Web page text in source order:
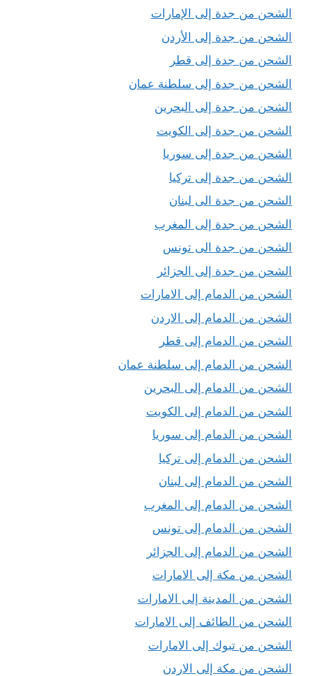
الشحن من جدة إلى الإمارات
الشحن من جدة إلى الأردن
الشحن من جدة إلى قطر
الشحن من جدة إلى سلطنة عمان
الشحن من جدة إلى البحرين
الشحن من جدة إلى الكويت
الشحن من جدة إلى سوريا
الشحن من جدة إلى تركيا
الشحن من جدة الى لبنان
الشحن من جدة إلى المغرب
الشحن من جدة الى تونس
الشحن من جدة إلى الجزائر
الشحن من الدمام إلى الامارات
الشحن من الدمام إلى الاردن
الشحن من الدمام إلى قطر
الشحن من الدمام إلى سلطنة عمان
الشحن من الدمام إلى البحرين
الشحن من الدمام إلى الكويت
الشحن من الدمام إلى سوريا
الشحن من الدمام إلى تركيا
الشحن من الدمام إلى لبنان
الشحن من الدمام إلى المغرب
الشحن من الدمام إلى تونس
الشحن من الدمام إلى الجزائر
الشحن من مكة إلى الامارات
الشحن من المدينة إلى الامارات
الشحن من الطائف إلى الامارات
الشحن من تبوك إلى الامارات
الشحن من مكة إلى الاردن